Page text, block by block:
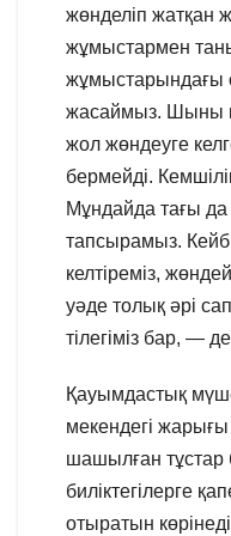
жөнделіп жатқан
жұмыстармен
жұмыстарындағы
жасаймыз. Шыны
жол жөндеуге
бермейді.
Мұндайда тағы да
тапсырамыз.
келтіреміз,
уәде толық әрі
тілегіміз бар, —
Қауымдастық
мекендегі
шашылған тұстар
биліктегілерге
отыратын